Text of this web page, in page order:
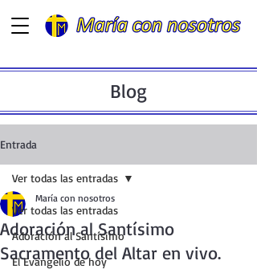
Blog
Entrada
Ver todas las entradas
Adoración al Santísimo
El Evangelio de hoy
Ver todas las entradas
Adoración al Santísimo
Sacramento del Altar en vivo.
María con nosotros